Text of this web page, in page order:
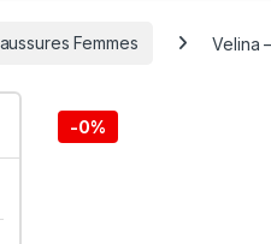
Femmes Velina
-0%